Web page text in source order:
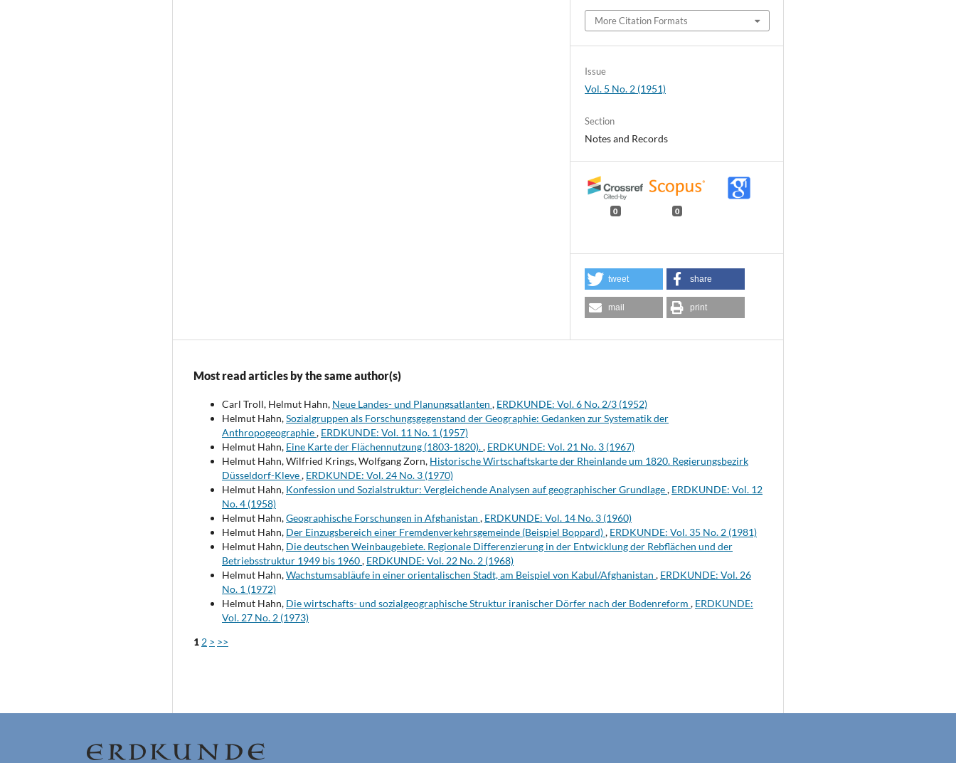
More Citation Formats
Issue
Vol. 5 No. 2 (1951)
Section
Notes and Records
0 0
tweet share
mail print
Most read articles by the same author(s)
Carl Troll, Helmut Hahn, Neue Landes- und Planungsatlanten , ERDKUNDE: Vol. 6 No. 2/3 (1952)
Helmut Hahn,Sozialgruppen als Forschungsgegenstand der Geographie: Gedanken zur Systematik der
Anthropogeographie, ERDKUNDE: Vol. 11 No. 1 (1957)
Helmut Hahn, Eine Karte der Flächennutzung (1803-1820)., ERDKUNDE: Vol. 21 No. 3 (1967)
Helmut Hahn, Wilfried Krings, Wolfgang Zorn, Historische Wirtschaftskarte der Rheinlande um 1820. Regierungsbezirk
Düsseldorf-Kleve, ERDKUNDE: Vol. 24 No. 3 (1970)
Helmut Hahn, Konfession und Sozialstruktur: Vergleichende Analysen auf geographischer Grundlage, ERDKUNDE: Vol. 12
No. 4 (1958)
Helmut Hahn,Geographische Forschungen in Afghanistan , ERDKUNDE: Vol. 14 No. 3 (1960)
Helmut Hahn, Der Einzugsbereich einer Fremdenverkehrsgemeinde (Beispiel Boppard), ERDKUNDE: Vol. 35 No. 2 (1981)
Helmut Hahn, Die deutschen Weinbaugebiete. Regionale Differenzierung in der Entwicklung der Rebflächen und der
Betriebsstruktur 1949 bis 1960, ERDKUNDE: Vol. 22 No. 2 (1968)
Helmut Hahn,Wachstumsabläufe in einer orientalischen Stadt, am Beispiel von Kabul/Afghanistan , ERDKUNDE: Vol. 26
No. 1 (1972)
Helmut Hahn, Die wirtschafts- und sozialgeographische Struktur iranischer Dörfer nach der Bodenreform , ERDKUNDE:
Vol. 27 No. 2 (1973)
1 2 > >>